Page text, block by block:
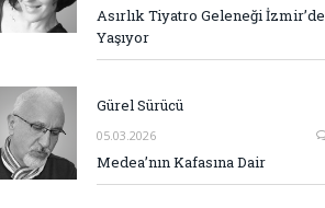
Asırlık Tiyatro Geleneği İzmir’de
Yaşıyor
Gürel Sürücü
05.03.2026
Medea’nın Kafasına Dair